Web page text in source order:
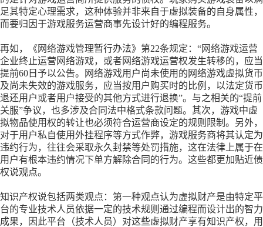
足其特定心理需求，这种体验并非来自于虚拟装备的自身属性，
而要归因于游戏服务运营商事先设计好的编程服务。
再如，《网络游戏管理暂行办法》第22条规定：“网络游戏运营
企业终止运营网络游戏，或者网络游戏运营权发生转移的，应当
提前60日予以公告。网络游戏用户尚未使用的网络游戏虚拟货币
及尚未失效的游戏服务，应当按用户购买时的比例，以法定货币
退还用户或者用户接受的其他方式进行退换”。与之相关的“提前
关服”争议，也多涉及合同法中格式条款问题。其次，游戏中虚
拟物品使用权的转让也必须符合运营商设定的规则限制。另外，
对于用户私自使用外挂程序等方式作弊，游戏服务商将其认定为
违约行为，往往会采取永久封禁等处罚措施，这在法律上属于在
用户有根本违约情况下单方解除合同的行为。这些都更加贴近债
权说观点。
知识产权说包括两类观点：第一种观点认为虚拟财产是由特定平
台的专业技术人员依据一定的技术规则通过编程而设计出的智力
成果，因此平台（技术人员）对这些虚拟财产享有知识产权，用